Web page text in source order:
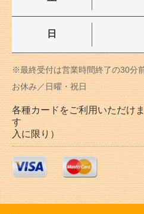
日
※最終受付は営業時間終了の30分
お休み／日曜・祝日
各種カードをご利用いただけま
す (プリペイ
入に限り）